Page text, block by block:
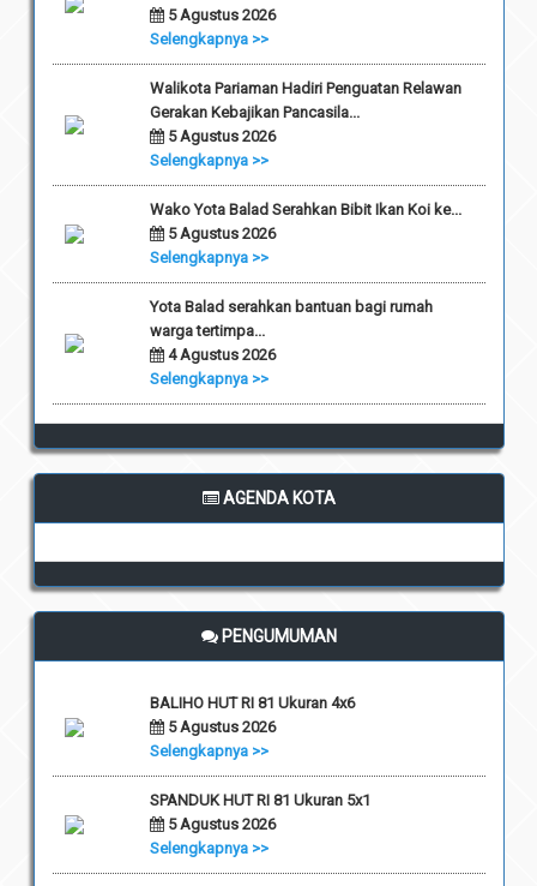
5 Agustus 2026
Selengkapnya >>
Walikota Pariaman Hadiri Penguatan Relawan
Gerakan Kebajikan Pancasila...
5 Agustus 2026
Selengkapnya >>
Wako Yota Balad Serahkan Bibit Ikan Koi ke...
5 Agustus 2026
Selengkapnya >>
Yota Balad serahkan bantuan bagi rumah
warga tertimpa...
4 Agustus 2026
Selengkapnya >>
AGENDA KOTA
PENGUMUMAN
BALIHO HUT RI 81 Ukuran 4x6
5 Agustus 2026
Selengkapnya >>
SPANDUK HUT RI 81 Ukuran 5x1
5 Agustus 2026
Selengkapnya >>